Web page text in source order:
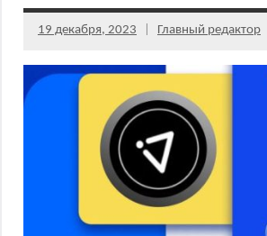
19 декабря, 2023 Главный редактор